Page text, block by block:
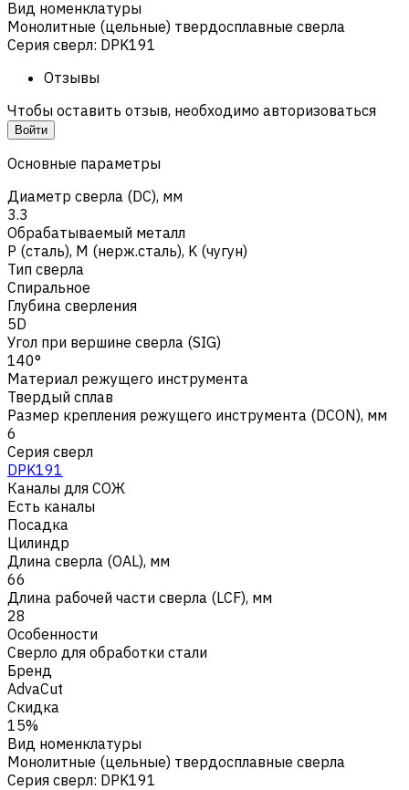
Вид номенклатуры
Монолитные (цельные) твердосплавные сверла
Серия сверл: DPK191
Отзывы
Чтобы оставить отзыв, необходимо авторизоваться
Войти
Основные параметры
Диаметр сверла (DC), мм
3.3
Обрабатываемый металл
Р (сталь), M (нерж.сталь), K (чугун)
Тип сверла
Спиральное
Глубина сверления
5D
Угол при вершине сверла (SIG)
140°
Материал режущего инструмента
Твердый сплав
Размер крепления режущего инструмента (DCON), мм
6
Серия сверл
DPK191
Каналы для СОЖ
Есть каналы
Посадка
Цилиндр
Длина сверла (OAL), мм
66
Длина рабочей части сверла (LCF), мм
28
Особенности
Сверло для обработки стали
Бренд
AdvaCut
Скидка
15%
Вид номенклатуры
Монолитные (цельные) твердосплавные сверла
Серия сверл: DPK191